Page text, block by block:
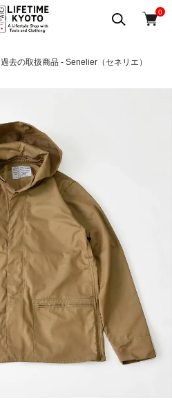
0
過去の取扱商品 - Senelier（セネリエ）